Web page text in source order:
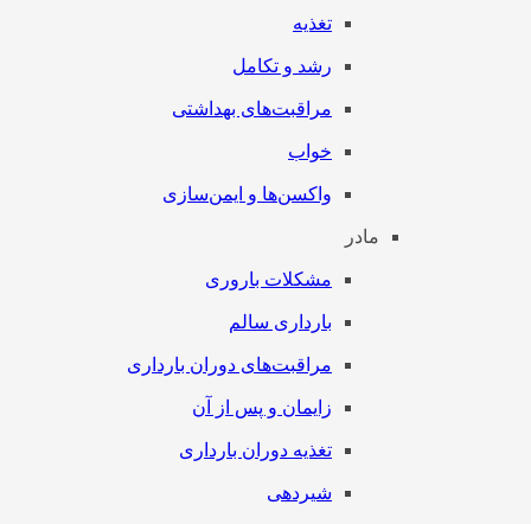
تغذیه
رشد و تکامل
مراقبت‌های بهداشتی
خواب
واکسن‌ها و ایمن‌سازی
مادر
مشکلات باروری
بارداری سالم
مراقبت‌های دوران بارداری
زایمان و پس از آن
تغذیه دوران بارداری
شیردهی